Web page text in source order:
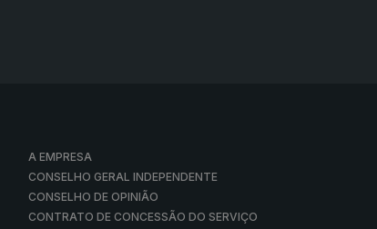
A EMPRESA
CONSELHO GERAL INDEPENDENTE
CONSELHO DE OPINIÃO
CONTRATO DE CONCESSÃO DO SERVIÇO